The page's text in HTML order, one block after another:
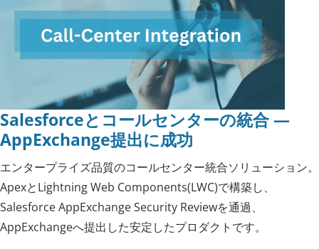
Salesforceとコールセンターの統合 —
AppExchange提出に成功
エンタープライズ品質のコールセンター統合ソリューション。
ApexとLightning Web Components(LWC)で構築し、
Salesforce AppExchange Security Reviewを通過、
AppExchangeへ提出した安定したプロダクトです。